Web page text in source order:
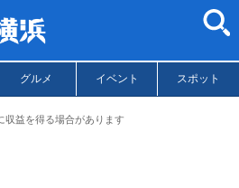
グルメ イベント スポット
益を得る場合があります